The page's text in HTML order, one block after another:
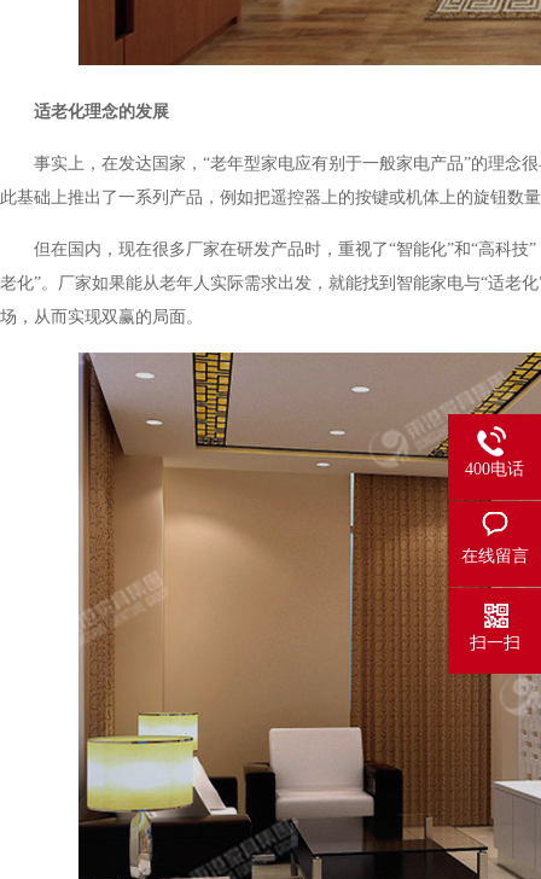
适老化理念的发展
事实上，在发达国家，“老年型家电应有别于一般家电产品”的理念很
此基础上推出了一系列产品，例如把遥控器上的按键或机体上的旋钮数量
但在国内，现在很多厂家在研发产品时，重视了“智能化”和“高科技
老化”。厂家如果能从老年人实际需求出发，就能找到智能家电与“适老化
场，从而实现双赢的局面。
400电话
在线留言
扫一扫